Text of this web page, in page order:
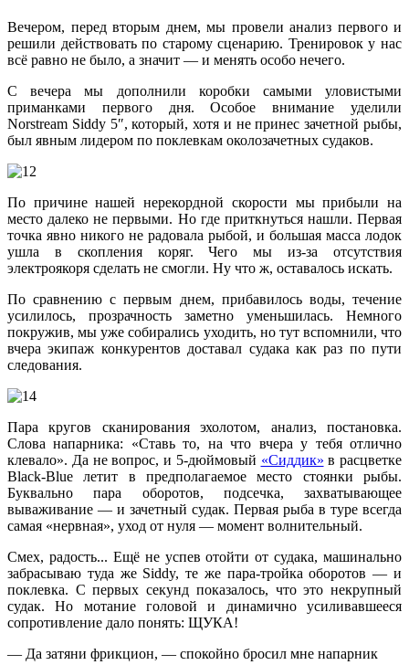
Вечером, перед вторым днем, мы провели анализ первого и
решили действовать по старому сценарию. Тренировок у нас
всё равно не было, а значит — и менять особо нечего.
С вечера мы дополнили коробки самыми уловистыми
приманками первого дня. Особое внимание уделили
Norstream Siddy 5″, который, хотя и не принес зачетной рыбы,
был явным лидером по поклевкам околозачетных судаков.
По причине нашей нерекордной скорости мы прибыли на
место далеко не первыми. Но где приткнуться нашли. Первая
точка явно никого не радовала рыбой, и большая масса лодок
ушла в скопления коряг. Чего мы из-за отсутствия
электроякоря сделать не смогли. Ну что ж, оставалось искать.
По сравнению с первым днем, прибавилось воды, течение
усилилось, прозрачность заметно уменьшилась. Немного
покружив, мы уже собирались уходить, но тут вспомнили, что
вчера экипаж конкурентов доставал судака как раз по пути
следования.
Пара кругов сканирования эхолотом, анализ, постановка.
Слова напарника: «Ставь то, на что вчера у тебя отлично
клевало». Да не вопрос, и 5-дюймовый «Сиддик» в расцветке
Black-Blue летит в предполагаемое место стоянки рыбы.
Буквально пара оборотов, подсечка, захватывающее
вываживание — и зачетный судак. Первая рыба в туре всегда
самая «нервная», уход от нуля — момент волнительный.
Смех, радость... Ещё не успев отойти от судака, машинально
забрасываю туда же Siddy, те же пара-тройка оборотов — и
поклевка. С первых секунд показалось, что это некрупный
судак. Но мотание головой и динамично усиливавшееся
сопротивление дало понять: ЩУКА!
— Да затяни фрикцион, — спокойно бросил мне напарник